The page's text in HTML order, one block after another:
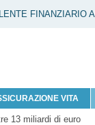
FINANZIARIO
VITA
13 miliardi di euro